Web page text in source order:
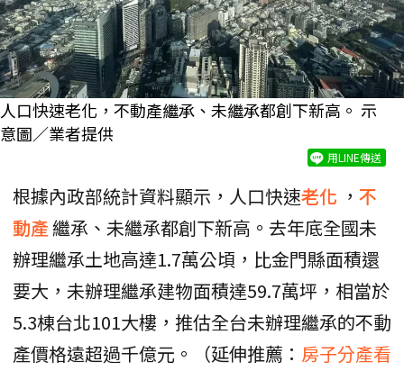
人口快速老化，不動產繼承、未繼承都創下新高。 示
意圖／業者提供
用LINE傳送
根據內政部統計資料顯示，人口快速老化 ， 不
動產繼承、未繼承都創下新高。去年底全國未
辦理繼承土地高達1.7萬公頃，比金門縣面積還
要大，未辦理繼承建物面積達59.7萬坪，相當於
5.3棟台北101大樓，推估全台未辦理繼承的不動
產價格遠超過千億元。（延伸推薦： 房子分產看